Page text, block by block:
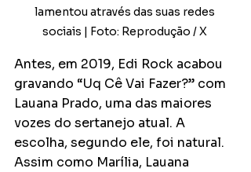
lamentou através das suas redes
sociais | Foto: Reprodução / X
Antes, em 2019, Edi Rock acabou
gravando “Uq Cê Vai Fazer?” com
Lauana Prado, uma das maiores
vozes do sertanejo atual. A
escolha, segundo ele, foi natural.
Assim como Marília, Lauana